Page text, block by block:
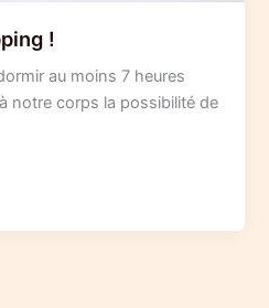
!
au moins 7 heures
notre corps la possibilité de